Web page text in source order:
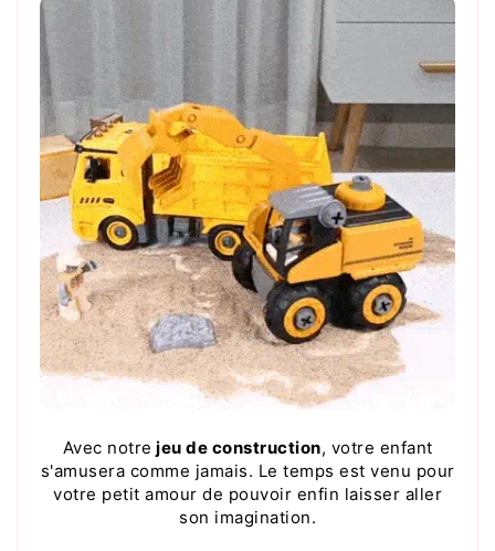
Avec notre jeu de construction, votre enfant
s'amusera comme jamais. Le temps est venu pour
votre petit amour de pouvoir enfin laisser aller
son imagination.